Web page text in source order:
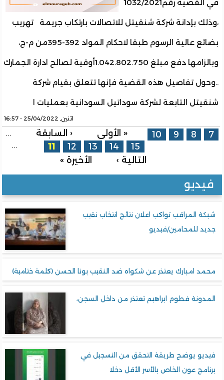
في القضية رقم1032/2021
،وذلك بإدانة شركة شنقيتل للاتصالات بارتكاب جريمة تهريب
بضائع عالية الرسوم طبقا لاحكام المواد 392-395من م-ج،
وبالزامها دفع مبلغ 1.042.802.750أوقية لصالح ادارة الجمارك
..وحول تفاصيل هذه القضية فإنها تتعلق بقيام شركة
شنقيتل التابعة لشركة سوداتيل السودانية بعمليات ا
اثنين, 25/04/2022 - 16:57
الصفحات « الأولى ‹ السابقة … 7
8
9
10
11
12 13 14 15
…
التالية ›
الأخيرة »
فيديو
شبكة المراقب تواكب اعلان نتائج انتخاب نقيب
جديد للمحامين/فيديو
محمد امبارك يعتذر عن شكواه ضد النقيب بونا الحسن (كلمة ختامية)
المدونة فطوم ابراهيم تعتذر من داخل السجن،
فيديو يوضح طريقة التحقق من التسجيل في
برنامج عون الخاص بالأسر الأقل دخلا